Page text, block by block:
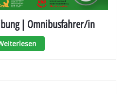
| Omnibusfahrer/in